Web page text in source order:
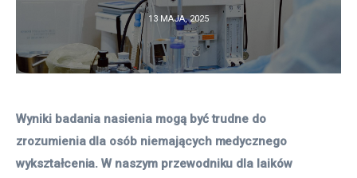
Zdrowie
Więcej
13 MAJA, 2025
Wyniki badania nasienia mogą być trudne do
zrozumienia dla osób niemających medycznego
wykształcenia. W naszym przewodniku dla laików